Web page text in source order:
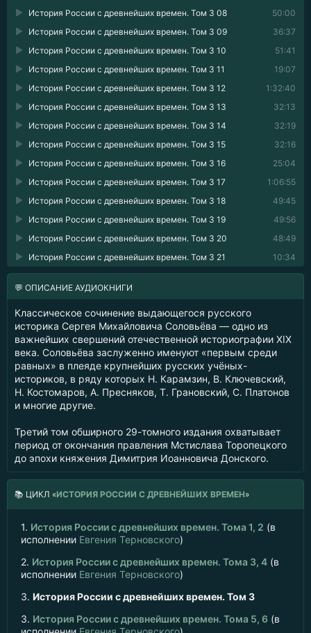
50:00
История России с древнейших времен. Том 3 08
36:37
История России с древнейших времен. Том 3 09
51:41
История России с древнейших времен. Том 3 10
19:07
История России с древнейших времен. Том 3 11
1:32:40
История России с древнейших времен. Том 3 12
32:13
История России с древнейших времен. Том 3 13
32:19
История России с древнейших времен. Том 3 14
32:16
История России с древнейших времен. Том 3 15
25:04
История России с древнейших времен. Том 3 16
1:06:55
История России с древнейших времен. Том 3 17
49:45
История России с древнейших времен. Том 3 18
49:56
История России с древнейших времен. Том 3 19
48:49
История России с древнейших времен. Том 3 20
10:34
История России с древнейших времен. Том 3 21
💬 ОПИСАНИЕ АУДИОКНИГИ
Классическое сочинение выдающегося русского
историка Сергея Михайловича Соловьёва — одно из
важнейших свершений отечественной историографии XIX
века. Соловьёва заслуженно именуют «первым среди
равных» в плеяде крупнейших русских учёных-
историков, в ряду которых Н. Карамзин, В. Ключевский,
Н. Костомаров, А. Пресняков, Т. Грановский, С. Платонов
и многие другие.
Третий том обширного 29-томного издания охватывает
период от окончания правления Мстислава Торопецкого
до эпохи княжения Димитрия Иоанновича Донского.
📚 ЦИКЛ «ИСТОРИЯ РОССИИ С ДРЕВНЕЙШИХ ВРЕМЕН»
1. История России с древнейших времен. Тома 1, 2 (в
исполнении Евгения Терновского)
2. История России с древнейших времен. Тома 3, 4 (в
исполнении Евгения Терновского)
3. История России с древнейших времен. Том 3
3. История России с древнейших времен. Тома 5, 6 (в